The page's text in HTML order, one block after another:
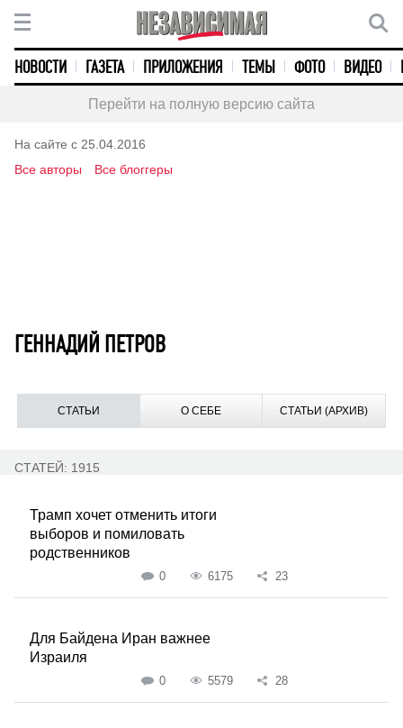
НОВОСТИ ГАЗЕТА ПРИЛОЖЕНИЯ ТЕМЫ ФОТО ВИДЕО
Перейти на полную версию сайта
На сайте с 25.04.2016
Все авторы
Все блоггеры
ГЕННАДИЙ ПЕТРОВ
СТАТЬИ О СЕБЕ СТАТЬИ (АРХИВ)
СТАТЕЙ: 1915
Трамп хочет отменить итоги
выборов и помиловать
родственников
0 6175 23
Для Байдена Иран важнее
Израиля
0 5579 28